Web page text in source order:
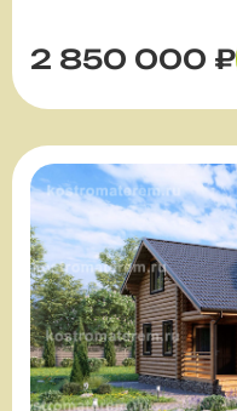
2 850 000 ₽